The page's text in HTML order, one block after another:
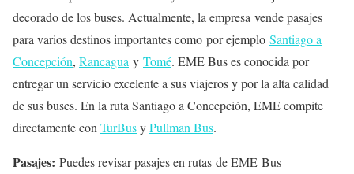
decorado de los buses. Actualmente, la empresa vende pasajes
para varios destinos importantes como por ejemplo Santiago a
Concepción, Rancagua y Tomé. EME Bus es conocida por
entregar un servicio excelente a sus viajeros y por la alta calidad
de sus buses. En la ruta Santiago a Concepción, EME compite
directamente conTurBusyPullman Bus.
Pasajes: Puedes revisar pasajes en rutas de EME Bus